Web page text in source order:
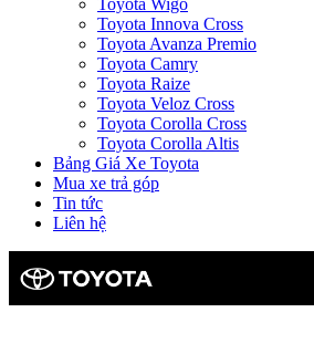
Toyota Wigo
Toyota Innova Cross
Toyota Avanza Premio
Toyota Camry
Toyota Raize
Toyota Veloz Cross
Toyota Corolla Cross
Toyota Corolla Altis
Bảng Giá Xe Toyota
Mua xe trả góp
Tin tức
Liên hệ